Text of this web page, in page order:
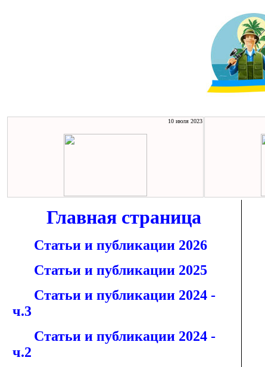
10 июля 2023
Главная страница
Статьи и публикации 2026
Статьи и публикации 2025
Статьи и публикации 2024 -
ч.3
Статьи и публикации 2024 -
ч.2